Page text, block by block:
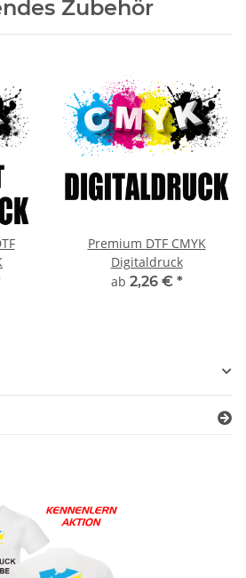
Zubehör
Premium DTF CMYK
Digitaldruck
ab 2,26 € *